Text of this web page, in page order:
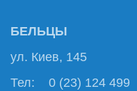
БЕЛЬЦЫ
ул. Киев, 145
Тел: 0 (23) 124 499